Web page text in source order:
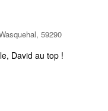
59290
David au top !